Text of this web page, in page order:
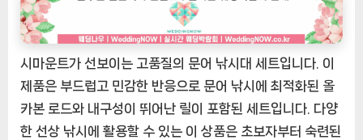
기
상
품]
시
마
운
트
시마운트가 선보이는 고품질의 문어 낚시대 세트입니다. 이
제품은 부드럽고 민감한 반응으로 문어 낚시에 최적화된 올
카본 로드와 내구성이 뛰어난 릴이 포함된 세트입니다. 다양
한 선상 낚시에 활용할 수 있는 이 상품은 초보자부터 숙련된